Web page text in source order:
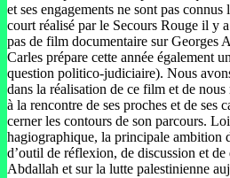
et ses engagements ne sont pas
court réalisé par le Secours Rouge il y
pas de film documentaire sur Georges
Carles prépare cette année également
question politico-judiciaire). Nous
dans la réalisation de ce film et de
à la rencontre de ses proches et de ses
cerner les contours de son parcours.
hagiographique, la principale ambition
d’outil de réflexion, de discussion et de
Abdallah et sur la lutte palestinienne